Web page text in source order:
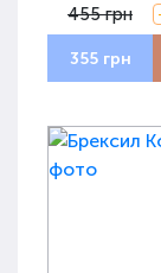
455 грн
355 грн